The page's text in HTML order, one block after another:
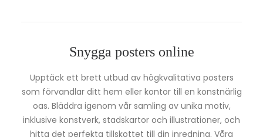
Snygga posters online
Upptäck ett brett utbud av högkvalitativa posters
som förvandlar ditt hem eller kontor till en konstnärlig
oas. Bläddra igenom vår samling av unika motiv,
inklusive konstverk, stadskartor och illustrationer, och
hitta det perfekta tillskottet till din inredning. Våra